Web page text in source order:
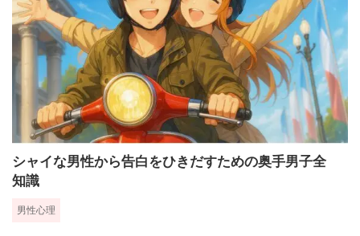
シャイな男性から告白をひきだすための奥手男子全
知識
男性心理